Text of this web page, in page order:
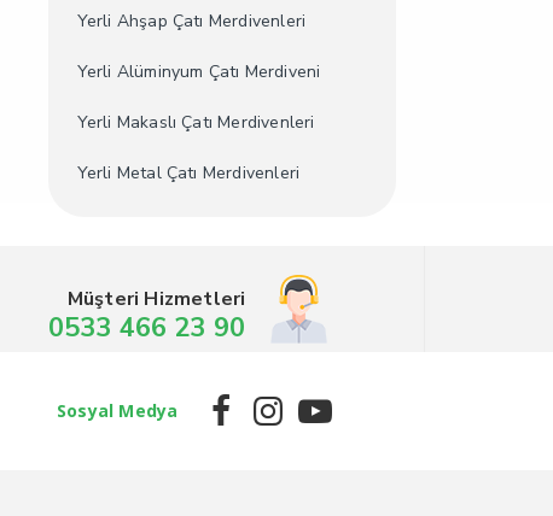
Yerli Ahşap Çatı Merdivenleri
Yerli Alüminyum Çatı Merdiveni
Yerli Makaslı Çatı Merdivenleri
Yerli Metal Çatı Merdivenleri
Müşteri Hizmetleri
0533 466 23 90
Sosyal Medya